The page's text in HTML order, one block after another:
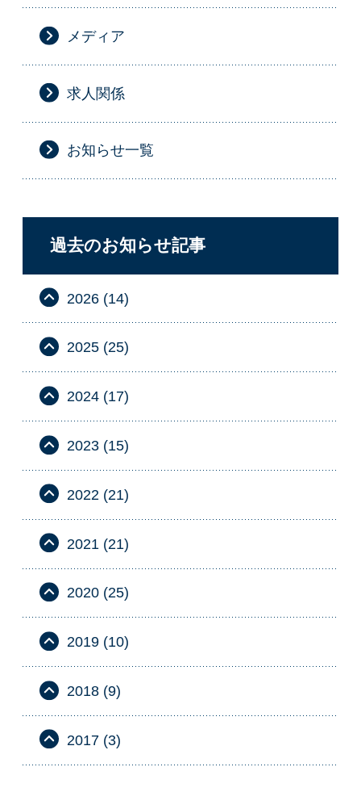
メディア
求人関係
お知らせ一覧
過去のお知らせ記事
2026 (14)
2025 (25)
2024 (17)
2023 (15)
2022 (21)
2021 (21)
2020 (25)
2019 (10)
2018 (9)
2017 (3)